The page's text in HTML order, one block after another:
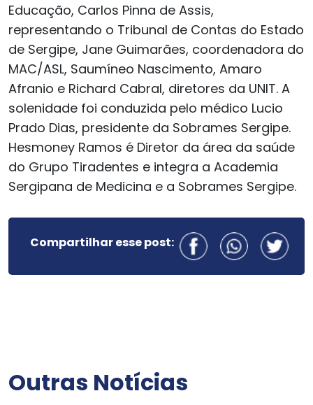
Educação, Carlos Pinna de Assis,
representando o Tribunal de Contas do Estado
de Sergipe, Jane Guimarães, coordenadora do
MAC/ASL, Saumíneo Nascimento, Amaro
Afranio e Richard Cabral, diretores da UNIT. A
solenidade foi conduzida pelo médico Lucio
Prado Dias, presidente da Sobrames Sergipe.
Hesmoney Ramos é Diretor da área da saúde
do Grupo Tiradentes e integra a Academia
Sergipana de Medicina e a Sobrames Sergipe.
Compartilhar esse post:
Outras Notícias